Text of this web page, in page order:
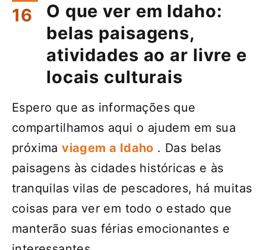
O que ver em Idaho:
belas paisagens,
atividades ao ar livre e
locais culturais
Espero que as informações que
compartilhamos aqui o ajudem em sua
próximaviagem a Idaho . Das belas
paisagens às cidades históricas e às
tranquilas vilas de pescadores, há muitas
coisas para ver em todo o estado que
manterão suas férias emocionantes e